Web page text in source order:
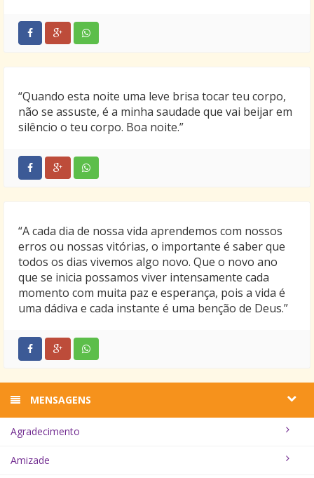
arrancados.
Te amo amiga!
“Quando esta noite uma leve brisa tocar teu corpo,
não se assuste, é a minha saudade que vai beijar em
silêncio o teu corpo. Boa noite.”
“A cada dia de nossa vida aprendemos com nossos
erros ou nossas vitórias, o importante é saber que
todos os dias vivemos algo novo. Que o novo ano
que se inicia possamos viver intensamente cada
momento com muita paz e esperança, pois a vida é
uma dádiva e cada instante é uma benção de Deus.”
MENSAGENS
Agradecimento
Amizade